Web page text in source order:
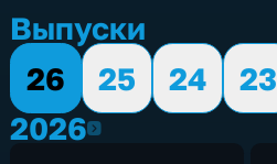
Выпуски
26
25 24 23
20262026